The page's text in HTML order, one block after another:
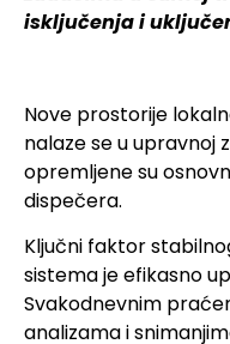
isključenja i
Nove prostorije
nalaze se u upravnoj
opremljene su
dispečera.
Ključni faktor
sistema je efikasno
Svakodnevnim
analizama i